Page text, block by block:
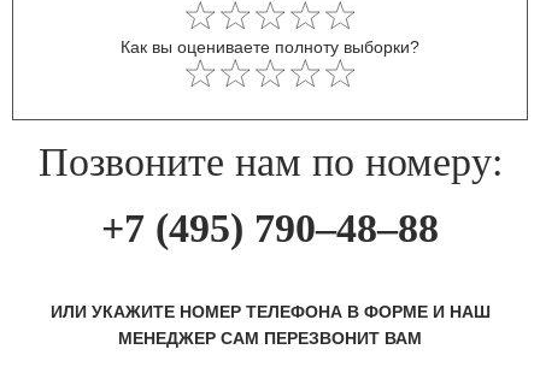
Как вы оцениваете полноту выборки?
Позвоните нам по номеру:
+7 (495) 790–48–88
ИЛИ УКАЖИТЕ НОМЕР ТЕЛЕФОНА В ФОРМЕ И НАШ
МЕНЕДЖЕР САМ ПЕРЕЗВОНИТ ВАМ